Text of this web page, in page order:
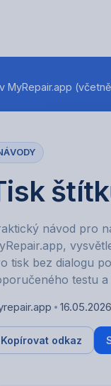
MyRepair.app
návod pro
tisk bez dialogu
testu
16.05.2026
Kopírovat odkaz